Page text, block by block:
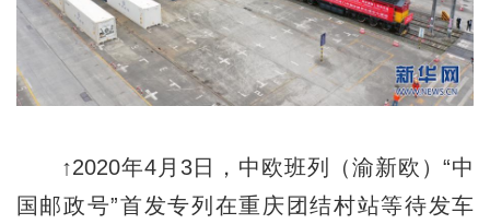
↑2020年4月3日，中欧班列（渝新欧）“中
国邮政号”首发专列在重庆团结村站等待发车